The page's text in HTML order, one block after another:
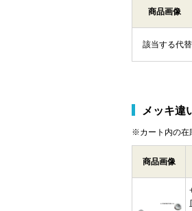
商品画像
該当する代
メッキ違
※カート内の在
商品画像